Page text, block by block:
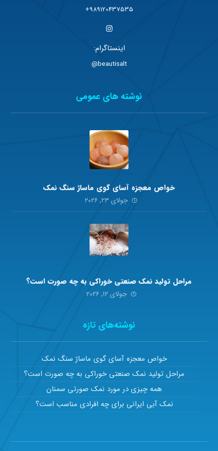
989120437535+
اینستاگرام:
beautisalt@
نوشته های عمومی
خواص معجزه آسای گوی ماساژ سنگ نمک
جولای ۲۳, ۲۰۲۶
مراحل تولید نمک صنعتی خوراکی به چه صورت است؟
جولای ۱۲, ۲۰۲۶
نوشته‌های تازه
خواص معجزه آسای گوی ماساژ سنگ نمک
مراحل تولید نمک صنعتی خوراکی به چه صورت است؟
همه چیزی در مورد نمک صورتی سمنان
نمک آبی ایرانی برای چه افرادی مناسب است؟